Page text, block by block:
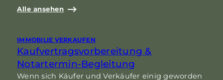
Alle ansehen
IMMOBILIE VERKAUFEN
Kaufvertragsvorbereitung &
Notartermin-Begleitung
Wenn sich Käufer und Verkäufer einig geworden